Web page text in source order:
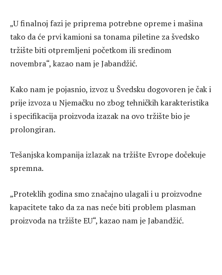
„U finalnoj fazi je priprema potrebne opreme i mašina
tako da će prvi kamioni sa tonama piletine za švedsko
tržište biti otpremljeni početkom ili sredinom
novembra“, kazao nam je Jabandžić.
Kako nam je pojasnio, izvoz u Švedsku dogovoren je čak i
prije izvoza u Njemačku no zbog tehničkih karakteristika
i specifikacija proizvoda izazak na ovo tržište bio je
prolongiran.
Tešanjska kompanija izlazak na tržište Evrope dočekuje
spremna.
„Proteklih godina smo značajno ulagali i u proizvodne
kapacitete tako da za nas neće biti problem plasman
proizvoda na tržište EU“, kazao nam je Jabandžić.